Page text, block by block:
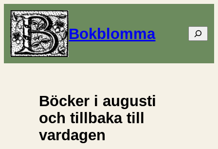
Bokblomma Sök
Böcker i augusti
och tillbaka till
vardagen